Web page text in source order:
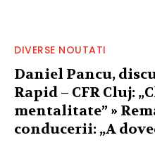
DIVERSE NOUTATI
Daniel Pancu,
Rapid – CFR Cluj:
mentalitate” »
conducerii: „A